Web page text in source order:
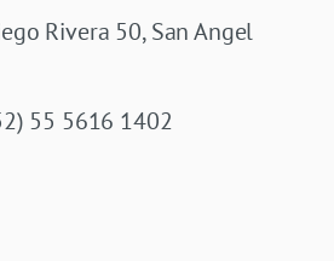
Rivera 50, San Angel
55 5616 1402